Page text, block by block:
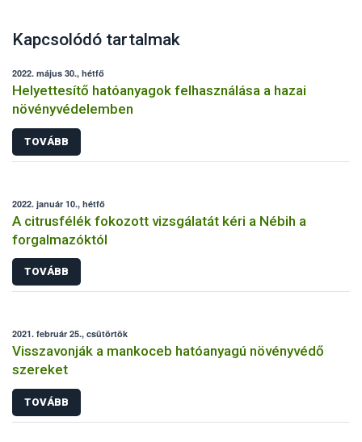
Kapcsolódó tartalmak
2022. május 30., hétfő
Helyettesítő hatóanyagok felhasználása a hazai
növényvédelemben
TOVÁBB
2022. január 10., hétfő
A citrusfélék fokozott vizsgálatát kéri a Nébih a
forgalmazóktól
TOVÁBB
2021. február 25., csütörtök
Visszavonják a mankoceb hatóanyagú növényvédő
szereket
TOVÁBB